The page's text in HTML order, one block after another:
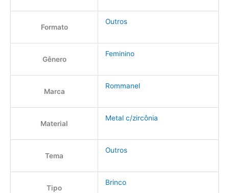
Formato
Outros
Gênero
Feminino
Marca
Rommanel
Material
Metal c/zircônia
Tema
Outros
Tipo
Brinco